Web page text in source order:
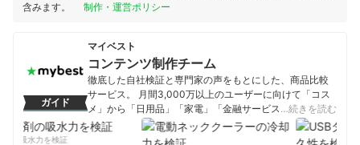
含みます。
制作・運営ポリシー
ガイド
マイベスト
コンテンツ制作チーム
徹底した自社検証と専門家の声をもとにした、商品比較
サービス。 月間3,000万以上のユーザーに向けて「コス
メ」から「日用品」「家電」「金融サービス」まで、ベ
ストな商品を選んでもらうために、毎日コンテンツを制
…続きを読む
の吸水力を検証